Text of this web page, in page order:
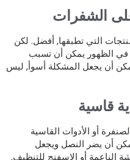
التي تطبقها, أفضل. لكن
الظهور يمكن أن تسبب
أن يجعل المشكلة أسوأ, ليس
أو الأدوات القاسية
أن يضر النصل ويجعل
أو الإسفنج للتنظيف.